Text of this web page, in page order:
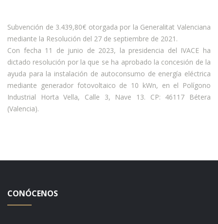
Subvención de 3.439,80€ otorgada por la Generalitat Valenciana
mediante la Resolución del 27 de septiembre de 2021.
Con fecha 11 de junio de 2023, la presidencia del IVACE ha
dictado resolución por la que se ha aprobado la concesión de la
ayuda para la instalación de autoconsumo de energía eléctrica
mediante generador fotovoltaico de 10 kWn, en el Polígono
Industrial Horta Vella, Calle 3, Nave 13. CP: 46117 Bétera
(Valencia).
CONÓCENOS